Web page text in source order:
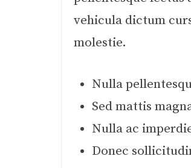
vehicula dictum
molestie.
Nulla
Sed mattis
Nulla ac
Donec